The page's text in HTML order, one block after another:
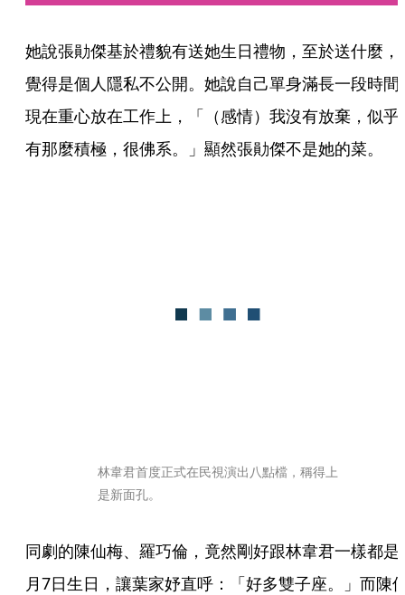
她說張勛傑基於禮貌有送她生日禮物，至於送什麼，
覺得是個人隱私不公開。她說自己單身滿長一段時間
現在重心放在工作上，「（感情）我沒有放棄，似乎
有那麼積極，很佛系。」顯然張勛傑不是她的菜。
林韋君首度正式在民視演出八點檔，稱得上
是新面孔。
同劇的陳仙梅、羅巧倫，竟然剛好跟林韋君一樣都是
月7日生日，讓葉家妤直呼：「好多雙子座。」而陳